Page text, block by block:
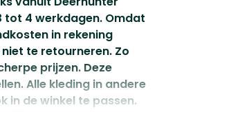
tot 4 werkdagen. Omdat
in rekening
te retourneren. Zo
prijzen. Deze
Alle kleding in andere
de winkel te passen.